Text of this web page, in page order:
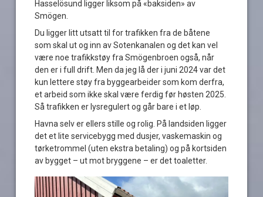
Hasselösund ligger liksom på «baksiden» av
Smögen.
Du ligger litt utsatt til for trafikken fra de båtene
som skal ut og inn av Sotenkanalen og det kan vel
være noe trafikkstøy fra Smögenbroen også, når
den er i full drift. Men da jeg lå der i juni 2024 var det
kun lettere støy fra byggearbeider som kom derfra,
et arbeid som ikke skal være ferdig før høsten 2025.
Så trafikken er lysregulert og går bare i et løp.
Havna selv er ellers stille og rolig. På landsiden ligger
det et lite servicebygg med dusjer, vaskemaskin og
tørketrommel (uten ekstra betaling) og på kortsiden
av bygget – ut mot bryggene – er det toaletter.